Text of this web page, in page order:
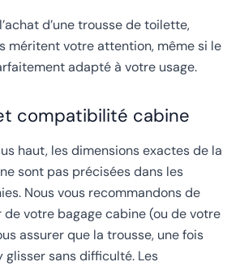
d’une trousse de toilette,
méritent votre attention, même si le
adapté à votre usage.
compatibilité cabine
haut, les dimensions exactes de la
sont pas précisées dans les
Nous vous recommandons de
de votre bagage cabine (ou de votre
assurer que la trousse, une fois
glisser sans difficulté. Les